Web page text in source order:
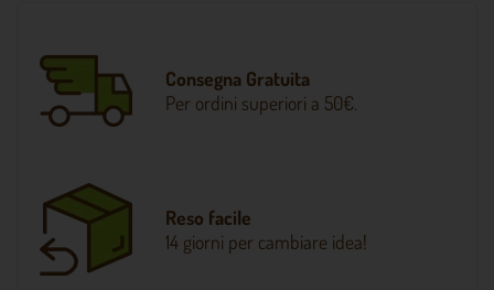
Consegna Gratuita
Per ordini superiori a 50€.
Reso facile
14 giorni per cambiare idea!